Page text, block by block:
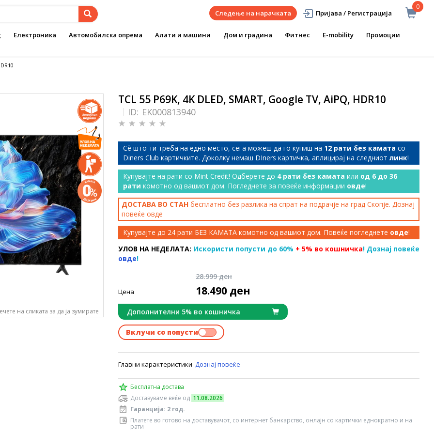
0
Следење на нарачката Пријава / Регистрација
Електроника Автомобилска опрема Алати и машини Дом и градина Фитнес E-mobility Промоции
на сликата за да ја зумирате
TCL 55 P69K, 4K DLED, SMART, Google TV, AiPQ, HDR10
ID: EK000813940
Сѐ што ти треба на едно место, сега можеш да го купиш на 12 рати без камата со
Diners Club картичките. Доколку немаш DIners картичка, аплицирај на следниот линк!
Купувајте на рати со Mint Credit! Одберете до 4 рати без камата или од 6 до 36
рати комотно од вашиот дом. Погледнете за повеќе информации овде!
ДОСТАВА ВО СТАН бесплатно без разлика на спрат на подрачје на град Скопје. Дознај
повеќе овде
Купувајте до 24 рати БЕЗ КАМАТА комотно од вашиот дом. Повеќе погледнете овде!
УЛОВ НА НЕДЕЛАТА: Искористи попусти до 60% + 5% во кошничка! Дознај повеќе
овде!
28.999 ден
Цена 18.490 ден
Дополнителни 5% во кошничка
Вклучи со попусти
Главни карактеристики Дознај повеќе
Бесплатна достава
Доставуваме веќе од 11.08.2026
Гаранција: 2 год.
Платете во готово на доставувачот, со интернет банкарство, онлајн со картички еднократно и на
рати